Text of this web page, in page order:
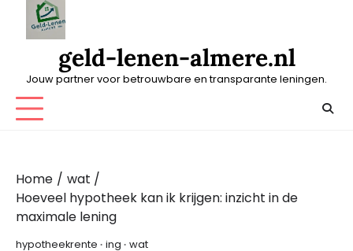
geld-lenen-almere.nl
Jouw partner voor betrouwbare en transparante leningen.
Home
wat
Hoeveel hypotheek kan ik krijgen: inzicht in de
maximale lening
hypotheekrente ing wat